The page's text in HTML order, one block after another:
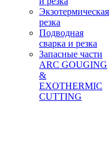
Экзотермическая
резка
Подводная
сварка и резка
Запасные части
ARC GOUGING
&
EXOTHERMIC
CUTTING